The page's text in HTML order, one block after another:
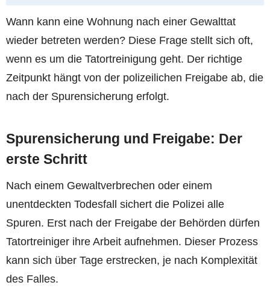
Wann kann eine Wohnung nach einer Gewalttat
wieder betreten werden? Diese Frage stellt sich oft,
wenn es um die Tatortreinigung geht. Der richtige
Zeitpunkt hängt von der polizeilichen Freigabe ab, die
nach der Spurensicherung erfolgt.
Spurensicherung und Freigabe: Der
erste Schritt
Nach einem Gewaltverbrechen oder einem
unentdeckten Todesfall sichert die Polizei alle
Spuren. Erst nach der Freigabe der Behörden dürfen
Tatortreiniger ihre Arbeit aufnehmen. Dieser Prozess
kann sich über Tage erstrecken, je nach Komplexität
des Falles.